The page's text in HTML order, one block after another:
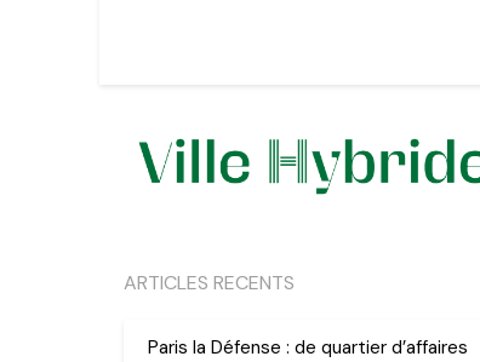
ARTICLES RECENTS
Paris la Défense : de quartier d’affaires